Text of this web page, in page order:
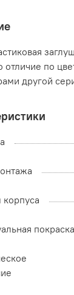
по
другой
покраска